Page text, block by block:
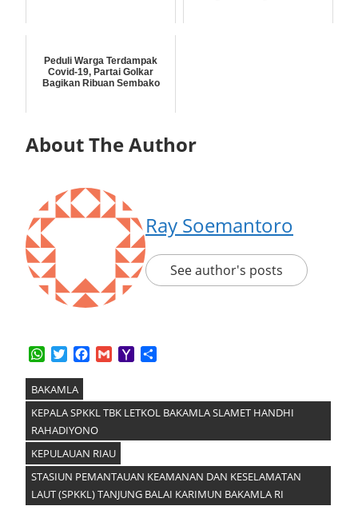
Peduli Warga Terdampak
Covid-19, Partai Golkar
Bagikan Ribuan Sembako
About The Author
Ray Soemantoro
See author's posts
WhatsApp
TwitterFacebook
GmailYahoo
BAKAMLA
KEPALA SPKKL TBK LETKOL BAKAMLA SLAMET HANDHI
RAHADIYONO
KEPULAUAN RIAU
STASIUN PEMANTAUAN KEAMANAN DAN KESELAMATAN
LAUT (SPKKL) TANJUNG BALAI KARIMUN BAKAMLA RI